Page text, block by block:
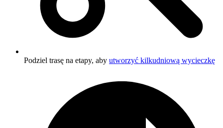
Podziel trasę na etapy, aby utworzyć kilkudniową wycieczkę